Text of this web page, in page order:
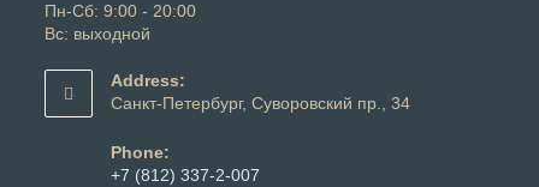
Пн-Сб: 9:00 - 20:00
Вс: выходной
Address:
Санкт-Петербург, Суворовский пр., 34
Phone:
+7 (812) 337-2-007